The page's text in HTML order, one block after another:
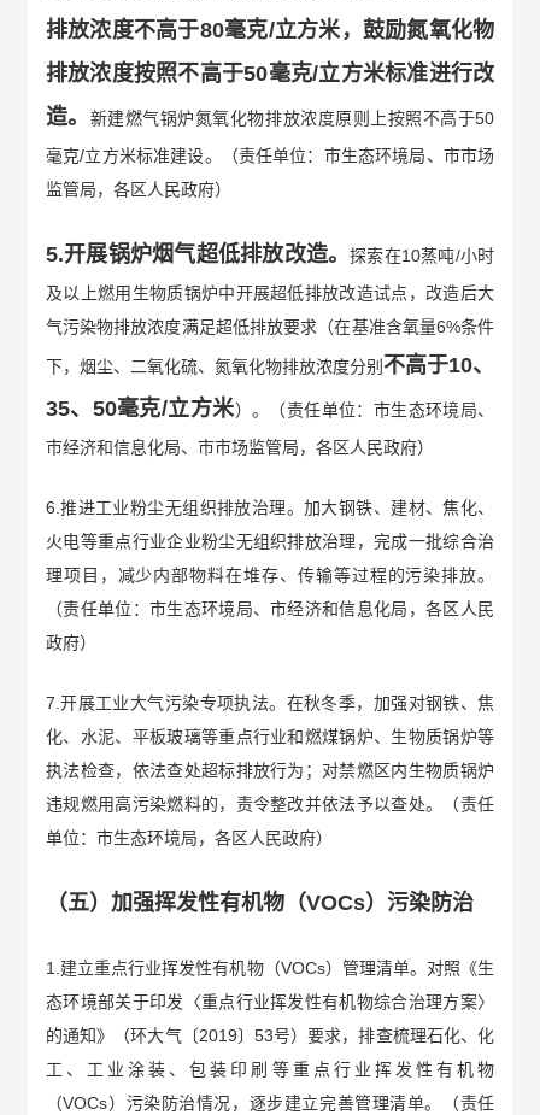
排放浓度不高于80毫克/立方米，鼓励氮氧化物
排放浓度按照不高于50毫克/立方米标准进行改
造。
新建燃气锅炉氮氧化物排放浓度原则上按照不高于50
毫克/立方米标准建设。（责任单位：市生态环境局、市市场
监管局，各区人民政府）
5.开展锅炉烟气超低排放改造。探索在10蒸吨/小时
及以上燃用生物质锅炉中开展超低排放改造试点，改造后大
气污染物排放浓度满足超低排放要求（在基准含氧量6%条件
下，烟尘、二氧化硫、氮氧化物排放浓度分别不高于10、
35、50毫克/立方米）。（责任单位：市生态环境局、
市经济和信息化局、市市场监管局，各区人民政府）
6.推进工业粉尘无组织排放治理。加大钢铁、建材、焦化、
火电等重点行业企业粉尘无组织排放治理，完成一批综合治
理项目，减少内部物料在堆存、传输等过程的污染排放。
（责任单位：市生态环境局、市经济和信息化局，各区人民
政府）
7.开展工业大气污染专项执法。在秋冬季，加强对钢铁、焦
化、水泥、平板玻璃等重点行业和燃煤锅炉、生物质锅炉等
执法检查，依法查处超标排放行为；对禁燃区内生物质锅炉
违规燃用高污染燃料的，责令整改并依法予以查处。（责任
单位：市生态环境局，各区人民政府）
（五）加强挥发性有机物（VOCs）污染防治
1.建立重点行业挥发性有机物（VOCs）管理清单。对照《生
态环境部关于印发〈重点行业挥发性有机物综合治理方案〉
的通知》（环大气〔2019〕53号）要求，排查梳理石化、化
工、工业涂装、包装印刷等重点行业挥发性有机物
（VOCs）污染防治情况，逐步建立完善管理清单。（责任